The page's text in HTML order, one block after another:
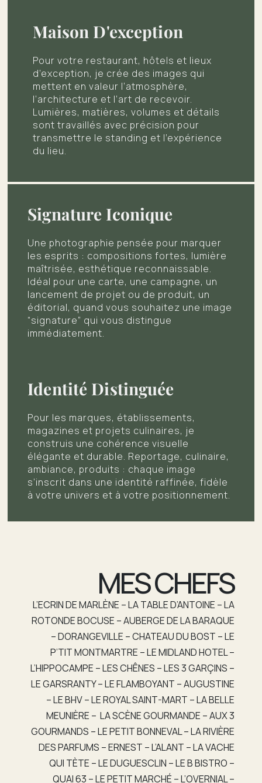
Maison D'exception
Pour votre restaurant, hôtels et lieux
d’exception, je crée des images qui
mettent en valeur l’atmosphère,
l’architecture et l’art de recevoir.
Lumières, matières, volumes et détails
sont travaillés avec précision pour
transmettre le standing et l’expérience
du lieu.
Signature Iconique
Une photographie pensée pour marquer
les esprits : compositions fortes, lumière
maîtrisée, esthétique reconnaissable.
Idéal pour une carte, une campagne, un
lancement de projet ou de produit, un
éditorial, quand vous souhaitez une image
“signature” qui vous distingue
immédiatement.
Identité Distinguée
Pour les marques, établissements,
magazines et projets culinaires, je
construis une cohérence visuelle
élégante et durable. Reportage, culinaire,
ambiance, produits : chaque image
s’inscrit dans une identité raffinée, fidèle
à votre univers et à votre positionnement.
MES CHEFS
L’ECRIN DE MARLÈNE – LA TABLE D’ANTOINE – LA
ROTONDE BOCUSE – AUBERGE DE LA BARAQUE
– DORANGEVILLE – CHATEAU DU BOST – LE
P’TIT MONTMARTRE – LE MIDLAND HOTEL –
L’HIPPOCAMPE – LES CHÊNES – LES 3 GARÇINS –
LE GARSRANTY – LE FLAMBOYANT – AUGUSTINE
– LE BHV – LE ROYAL SAINT-MART – LA BELLE
MEUNIÈRE – LA SCÈNE GOURMANDE – AUX 3
GOURMANDS – LE PETIT BONNEVAL – LA RIVIÈRE
DES PARFUMS – ERNEST – L’ALANT – LA VACHE
QUI TÈTE – LE DUGUESCLIN – LE B BISTRO –
QUAI 63 – LE PETIT MARCHÉ – L’OVERNIAL –